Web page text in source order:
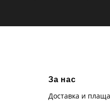
За нас
Доставка и